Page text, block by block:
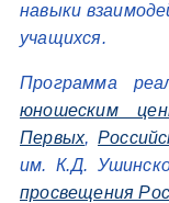
навыки
учащихся.
Программа
юношеским
Первых,
им. К.Д.
просвещения